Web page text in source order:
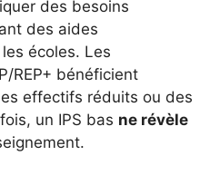
des besoins
des aides
écoles. Les
REP+ bénéficient
effectifs réduits ou des
un IPS bas ne révèle